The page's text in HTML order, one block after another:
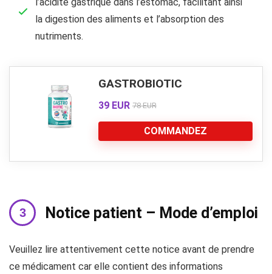
la digestion des aliments et l’absorption des
nutriments.
GASTROBIOTIC
39 EUR 78 EUR
COMMANDEZ
Notice patient – Mode d’emploi
Veuillez lire attentivement cette notice avant de prendre
ce médicament car elle contient des informations